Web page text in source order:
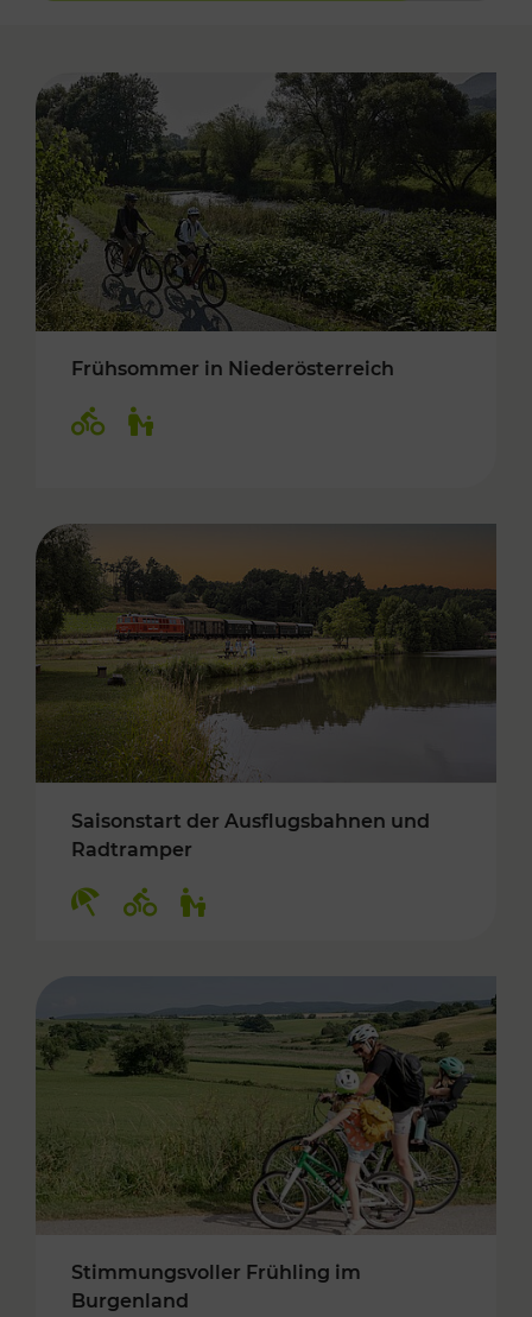
Frühsommer in Niederösterreich
Saisonstart der Ausflugsbahnen und
Radtramper
Stimmungsvoller Frühling im
Burgenland